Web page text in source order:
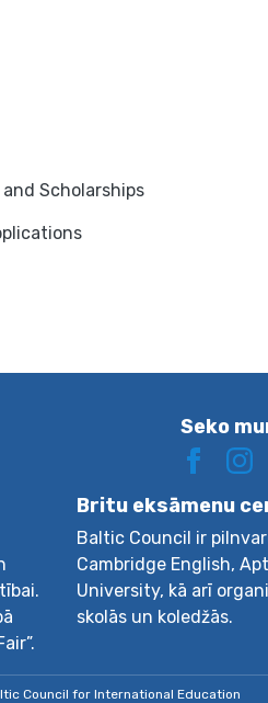
Scholarships
Seko
Britu eksāmenu
Baltic Council ir
Cambridge English,
University, kā arī
skolās un koledžās.
Council for International Education